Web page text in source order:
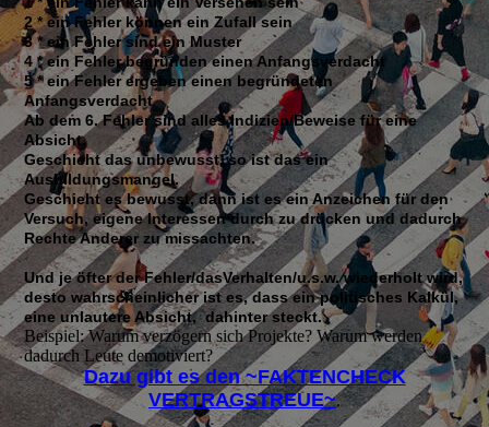
2 *einFehler können ein Zufall sein
3 *einFehler sind ein Muster
4 *ein Fehler begründen einen Anfangsverdacht
5 *einFehler ergeben einen begründeten
Anfangsverdacht
Ab dem 6. Fehler sind alles Indizien/Beweise für eine
Absicht.
Geschieht das unbewusst, so ist das ein
Ausbildungsmangel.
Geschieht es bewusst, dann ist es ein Anzeichen für den
Versuch, eigene Interessen durch zu drücken und dadurch
Rechte Anderer zu missachten.
Und je öfter der Fehler/dasVerhalten/u.s.w. wiederholt wird,
desto wahrscheinlicher ist es, dass ein politisches Kalkül,
eine unlautere Absicht, dahinter steckt.
Beispiel: Warum verzögern sich Projekte? Warum werden
dadurch Leute demotiviert?
Dazu gibt es den ~FAKTENCHECK
VERTRAGSTREUE~.